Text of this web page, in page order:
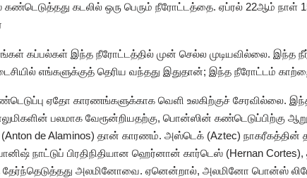
கடலில் ஒரு பெரும் நீரோட்டத்தை. ஏப்ரல் 22ஆம் நாள்
எங்கள் கப்பல்கள் இந்த நீரோட்டத்தில் முன் செல்ல முடியவில்லை. இந்த
எங்களுக்குத் தெரிய வந்தது இதுதான்; இந்த நீரோட்டம் காற்றை
ஏதோ காரணங்களுக்காக வெளி உலகிற்குச் சேரவில்லை.
பலமாக வேரூன்றியதற்கு, பொன்ஸின் கண்டெடுப்பிற்கு
de Alaminos) தான் காரணம். அஸ்டெக் (Aztec)
நாட்டுப் பிரதிநிதியான ஹெர்னான் கார்டெஸ் (Hernan
தேர்ந்தெடுத்தது அலமினோவை. ஏனென்றால், அலமினோ பொன்ஸ்